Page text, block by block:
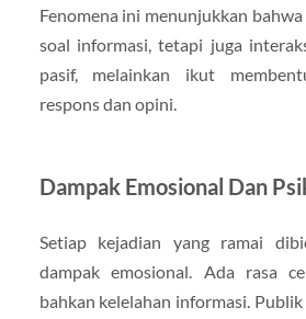
Fenomena ini menunjukkan
soal informasi, tetapi juga
pasif, melainkan ikut
respons dan opini.
Dampak Emosional Dan
Setiap kejadian yang ramai
dampak emosional. Ada rasa
bahkan kelelahan informasi.